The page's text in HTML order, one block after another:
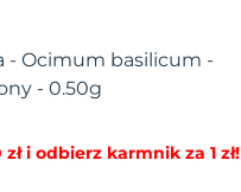
- Ocimum basilicum -
- 0.50g
i odbierz karmnik za 1 zł!